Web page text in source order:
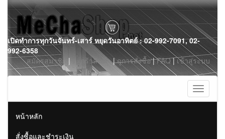
Skip
to
content
เปิดทำการทุกวันจันทร์-เสาร์ หยุดวันอาทิตย์ : 02-992-7091, 02-
992-6358
สมัครสมาชิก | ตะกร้าสินค้า|ดูการสั่งซื้อ|FAQ|เข้าสู่ระบบ
Toggle
หน้าหลัก
สั่งซื้อและชำระเงิน